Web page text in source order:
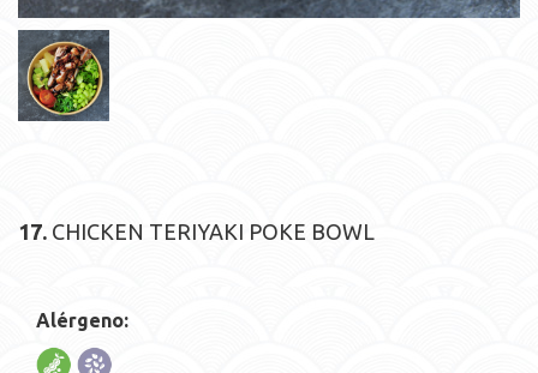
17. CHICKEN TERIYAKI POKE BOWL
Alérgeno: